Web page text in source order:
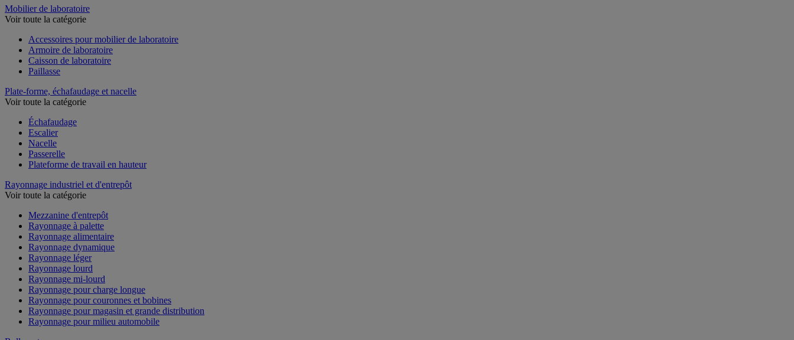
Mobilier de laboratoire
Voir toute la catégorie
Accessoires pour mobilier de laboratoire
Armoire de laboratoire
Caisson de laboratoire
Paillasse
Plate-forme, échafaudage et nacelle
Voir toute la catégorie
Échafaudage
Escalier
Nacelle
Passerelle
Plateforme de travail en hauteur
Rayonnage industriel et d'entrepôt
Voir toute la catégorie
Mezzanine d'entrepôt
Rayonnage à palette
Rayonnage alimentaire
Rayonnage dynamique
Rayonnage léger
Rayonnage lourd
Rayonnage mi-lourd
Rayonnage pour charge longue
Rayonnage pour couronnes et bobines
Rayonnage pour magasin et grande distribution
Rayonnage pour milieu automobile